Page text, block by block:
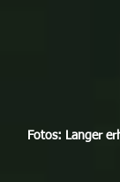
Fotos: Langer